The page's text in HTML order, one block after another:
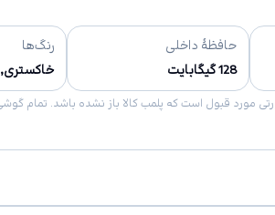
حافظهٔ داخلی
128 گیگابایت
رنگ‌ها